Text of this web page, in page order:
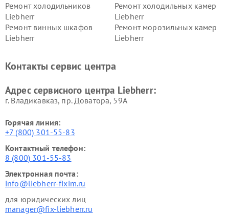
Ремонт холодильников
Liebherr
Ремонт холодильных камер
Liebherr
Ремонт винных шкафов
Liebherr
Ремонт морозильных камер
Liebherr
Контакты сервис центра
Адрес сервисного центра Liebherr:
г. Владикавказ, пр. Доватора, 59А
Горячая линия:
+7 (800) 301-55-83
Контактный телефон:
8 (800) 301-55-83
Электронная почта:
info@liebherr-fixim.ru
для юридических лиц
manager@fix-liebherr.ru